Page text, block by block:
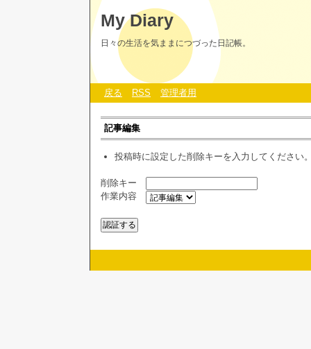
My Diary
日々の生活を気ままにつづった日記帳。
戻る RSS 管理者用
記事編集
投稿時に設定した削除キーを入力してください
削除キー
作業内容